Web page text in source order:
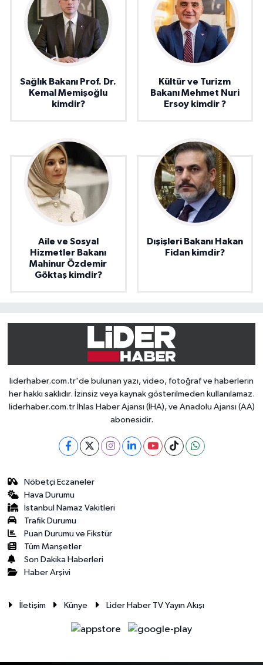
Sağlık Bakanı Prof. Dr.
Kemal Memişoğlu
kimdir?
Kültür ve Turizm
Bakanı Mehmet Nuri
Ersoy kimdir ?
Aile ve Sosyal
Hizmetler Bakanı
Mahinur Özdemir
Göktaş kimdir?
Dışişleri Bakanı Hakan
Fidan kimdir?
liderhaber.com.tr'de bulunan yazı, video, fotoğraf ve haberlerin
her hakkı saklıdır. İzinsiz veya kaynak gösterilmeden kullanılamaz.
liderhaber.com.tr İhlas Haber Ajansı (İHA), ve Anadolu Ajansı (AA)
abonesidir.
Nöbetçi Eczaneler
Hava Durumu
İstanbul Namaz Vakitleri
Trafik Durumu
Puan Durumu ve Fikstür
Tüm Manşetler
Son Dakika Haberleri
Haber Arşivi
İletişim Künye Lider Haber TV Yayın Akışı